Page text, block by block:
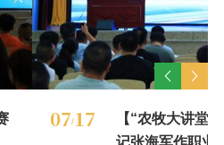
【“农牧大讲堂”第十六期】学院党
记张海军作职业教育高质量发展专